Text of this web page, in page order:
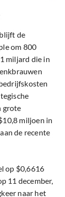
de
om 800
miljard die in
grote
miljoen in
de recente
op $0,6616
11 december,
naar het